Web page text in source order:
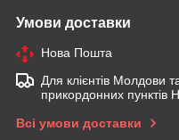
Умови доставки
Нова Пошта
Для клієнтів Молдови
прикордонних пунктів
Всі умови доставки